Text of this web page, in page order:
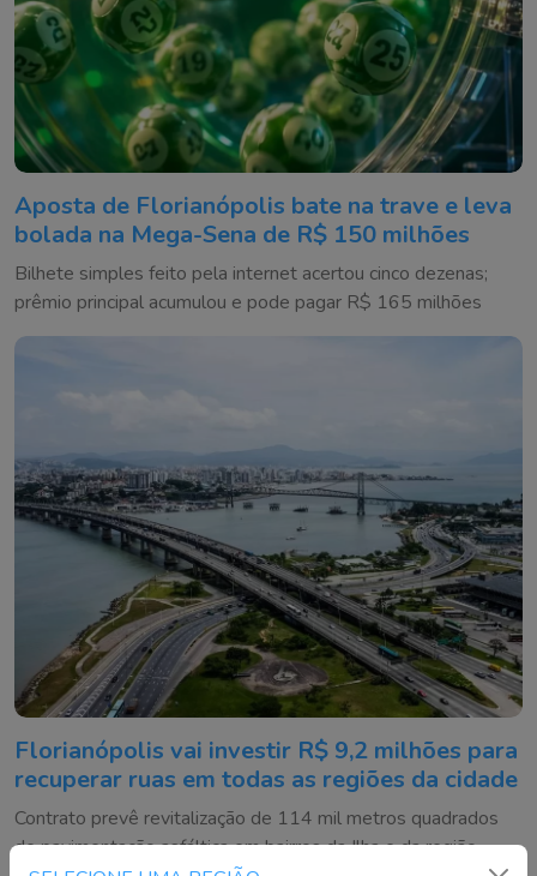
Aposta de Florianópolis bate na trave e leva
bolada na Mega-Sena de R$ 150 milhões
Bilhete simples feito pela internet acertou cinco dezenas;
prêmio principal acumulou e pode pagar R$ 165 milhões
Florianópolis vai investir R$ 9,2 milhões para
recuperar ruas em todas as regiões da cidade
Contrato prevê revitalização de 114 mil metros quadrados
de pavimentação asfáltica em bairros da Ilha e da região